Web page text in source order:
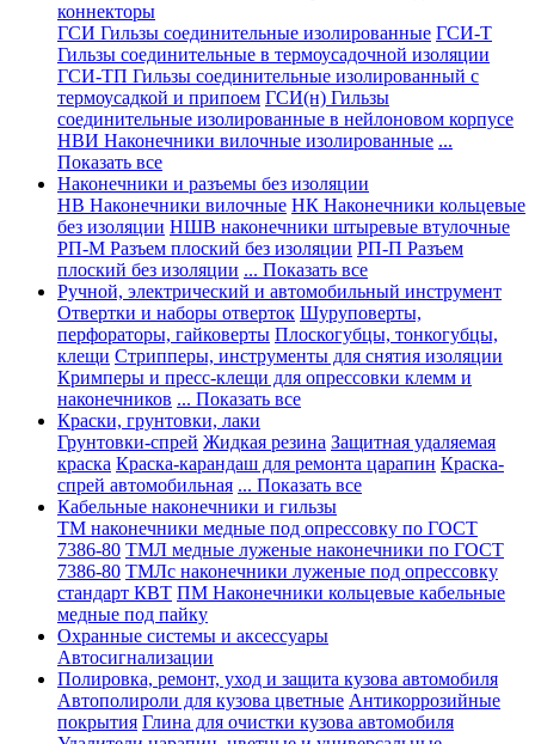
коннекторы
ГСИ Гильзы соединительные изолированные ГСИ-Т
Гильзы соединительные в термоусадочной изоляции
ГСИ-ТП Гильзы соединительные изолированный с
термоусадкой и припоем ГСИ(н) Гильзы
соединительные изолированные в нейлоновом корпусе
НВИ Наконечники вилочные изолированные ...
Показать все
Наконечники и разъемы без изоляции
НВ Наконечники вилочные НК Наконечники кольцевые
без изоляции НШВ наконечники штыревые втулочные
РП-М Разъем плоский без изоляции РП-П Разъем
плоский без изоляции ... Показать все
Ручной, электрический и автомобильный инструмент
Отвертки и наборы отверток Шуруповерты,
перфораторы, гайковерты Плоскогубцы, тонкогубцы,
клещи Стрипперы, инструменты для снятия изоляции
Кримперы и пресс-клещи для опрессовки клемм и
наконечников ... Показать все
Краски, грунтовки, лаки
Грунтовки-спрей Жидкая резина Защитная удаляемая
краска Краска-карандаш для ремонта царапин Краска-
спрей автомобильная ... Показать все
Кабельные наконечники и гильзы
ТМ наконечники медные под опрессовку по ГОСТ
7386-80 ТМЛ медные луженые наконечники по ГОСТ
7386-80 ТМЛс наконечники луженые под опрессовку
стандарт КВТ ПМ Наконечники кольцевые кабельные
медные под пайку
Охранные системы и аксессуары
Автосигнализации
Полировка, ремонт, уход и защита кузова автомобиля
Автополироли для кузова цветные Антикоррозийные
покрытия Глина для очистки кузова автомобиля